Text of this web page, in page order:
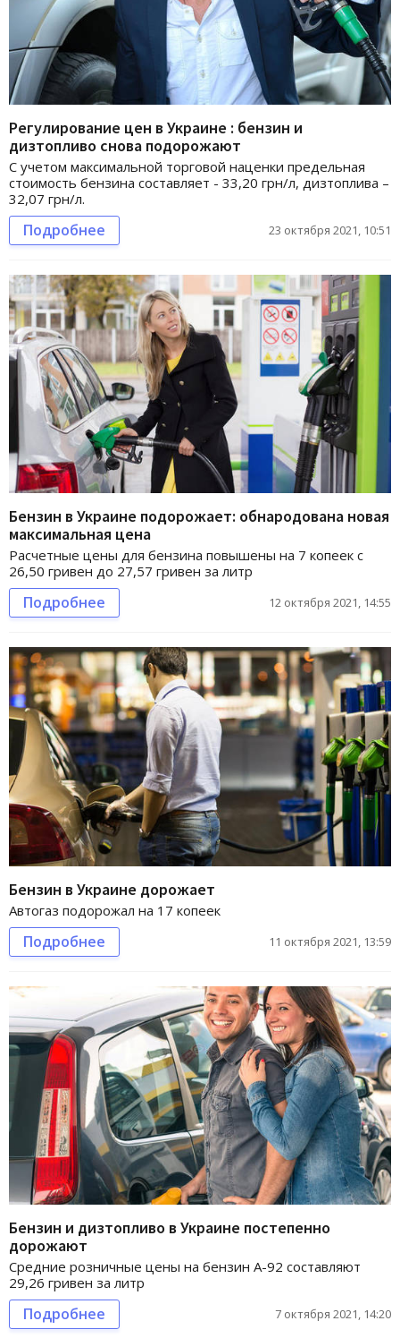
Регулирование цен в Украине : бензин и
дизтопливо снова подорожают
С учетом максимальной торговой наценки предельная
стоимость бензина составляет - 33,20 грн/л, дизтоплива –
32,07 грн/л.
Подробнее 23 октября 2021, 10:51
Бензин в Украине подорожает: обнародована новая
максимальная цена
Расчетные цены для бензина повышены на 7 копеек с
26,50 гривен до 27,57 гривен за литр
Подробнее 12 октября 2021, 14:55
Бензин в Украине дорожает
Автогаз подорожал на 17 копеек
Подробнее 11 октября 2021, 13:59
Бензин и дизтопливо в Украине постепенно
дорожают
Средние розничные цены на бензин А-92 составляют
29,26 гривен за литр
Подробнее 7 октября 2021, 14:20